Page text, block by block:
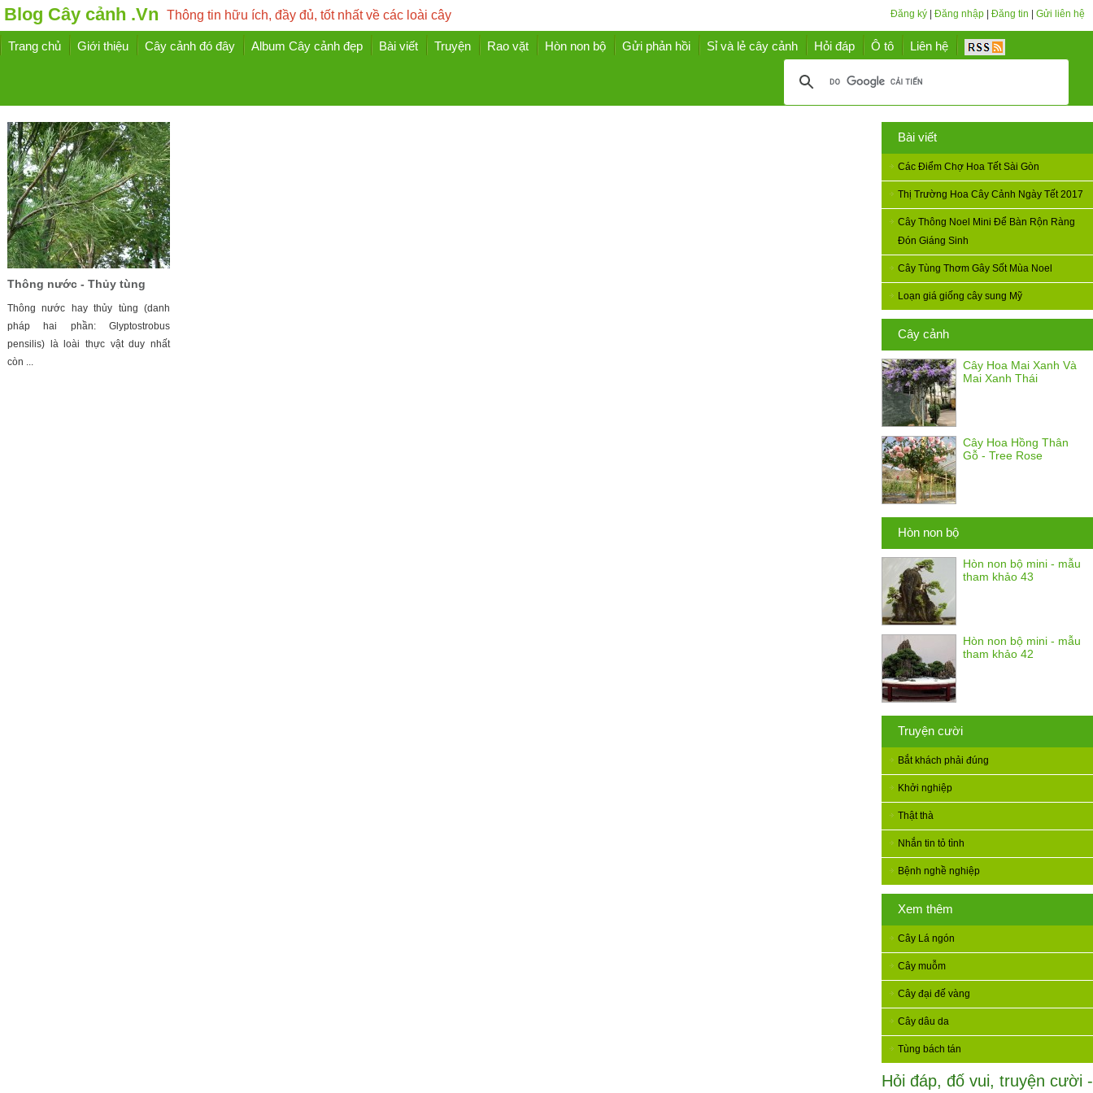
Blog Cây cảnh .Vn Thông tin hữu ích, đầy đủ, tốt nhất về các loài cây Đăng ký Đăng nhập Đăng tin Gửi liên hệ
Trang chủ Giới thiệu Cây cảnh đó đây Album Cây cảnh đẹp Bài viết Truyện Rao vặt Hòn non bộ Gửi phản hồi Sỉ và lẻ cây cảnh Hỏi đáp Ô tô Liên hệ
Bài viết
Các Điểm Chợ Hoa Tết Sài Gòn
Thị Trường Hoa Cây Cảnh Ngày Tết 2017
Cây Thông Noel Mini Để Bàn Rộn Ràng
Đón Giáng Sinh
Cây Tùng Thơm Gây Sốt Mùa Noel
Loạn giá giống cây sung Mỹ
Cây cảnh
Cây Hoa Mai Xanh Và
Mai Xanh Thái
Cây Hoa Hồng Thân
Gỗ - Tree Rose
Hòn non bộ
Hòn non bộ mini - mẫu
tham khảo 43
Hòn non bộ mini - mẫu
tham khảo 42
Truyện cười
Bắt khách phải đúng
Khởi nghiệp
Thật thà
Nhắn tin tỏ tình
Bệnh nghề nghiệp
Xem thêm
Cây Lá ngón
Cây muỗm
Cây đại đế vàng
Cây dâu da
Tùng bách tán
Hỏi đáp, đố vui, truyện cười -
Thông nước - Thủy tùng
Thông nước hay thủy tùng (danh
pháp hai phần: Glyptostrobus
pensilis) là loài thực vật duy nhất
còn ...